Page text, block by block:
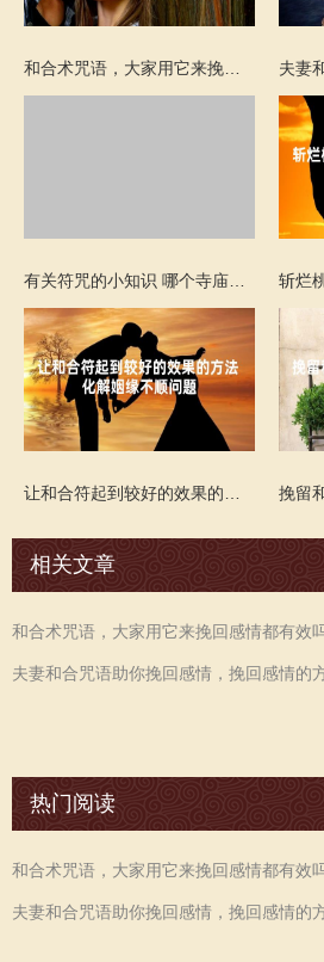
和合术咒语，大家用它来挽回感情都有效吗
有关符咒的小知识 哪个寺庙出售姻缘符呢
让和合符起到较好的效果的方法 化解姻缘不顺问题
相关文章
和合术咒语，大家用它来挽回感情都有效
夫妻和合咒语助你挽回感情，挽回感情的
热门阅读
和合术咒语，大家用它来挽回感情都有效
夫妻和合咒语助你挽回感情，挽回感情的